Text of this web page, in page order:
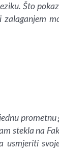
Što
prometnu
stekla na
usmjeriti